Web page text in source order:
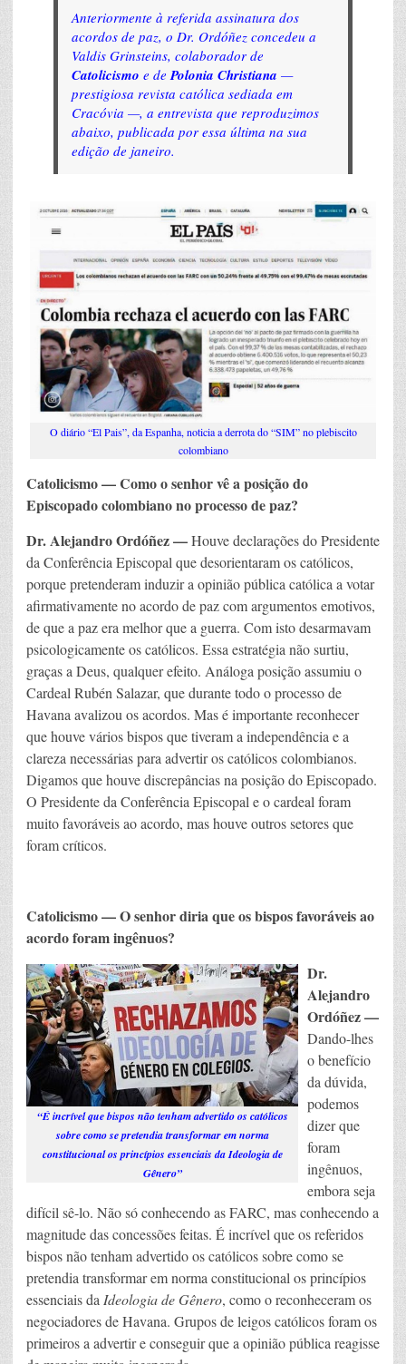
Anteriormente à referida assinatura dos
acordos de paz, o Dr. Ordóñez concedeu a
Valdis Grinsteins, colaborador de
Catolicismo e dePolonia Christiana —
prestigiosa revista católica sediada em
Cracóvia —, a entrevista que reproduzimos
abaixo, publicada por essa última na sua
edição de janeiro.
O diário “El Pais”, da Espanha, noticia a derrota do “SIM” no plebiscito
colombiano
Catolicismo — Como o senhor vê a posição do
Episcopado colombiano no processo de paz?
Dr. Alejandro Ordóñez —Houve declarações do Presidente
da Conferência Episcopal que desorientaram os católicos,
porque pretenderam induzir a opinião pública católica a votar
afirmativamente no acordo de paz com argumentos emotivos,
de que a paz era melhor que a guerra. Com isto desarmavam
psicologicamente os católicos. Essa estratégia não surtiu,
graças a Deus, qualquer efeito. Análoga posição assumiu o
Cardeal Rubén Salazar, que durante todo o processo de
Havana avalizou os acordos. Mas é importante reconhecer
que houve vários bispos que tiveram a independência e a
clareza necessárias para advertir os católicos colombianos.
Digamos que houve discrepâncias na posição do Episcopado.
O Presidente da Conferência Episcopal e o cardeal foram
muito favoráveis ao acordo, mas houve outros setores que
foram críticos.
Catolicismo — O senhor diria que os bispos favoráveis ao
acordo foram ingênuos?
“É incrível que bispos não tenham advertido os católicos
sobre como se pretendia transformar em norma
constitucional os princípios essenciais da Ideologia de
Gênero”
Dr.
Alejandro
Ordóñez —
Dando-lhes
o benefício
da dúvida,
podemos
dizer que
foram
ingênuos,
embora seja
difícil sê-lo. Não só conhecendo as FARC, mas conhecendo a
magnitude das concessões feitas. É incrível que os referidos
bispos não tenham advertido os católicos sobre como se
pretendia transformar em norma constitucional os princípios
essenciais daIdeologia de Gênero, como o reconheceram os
negociadores de Havana. Grupos de leigos católicos foram os
primeiros a advertir e conseguir que a opinião pública reagisse